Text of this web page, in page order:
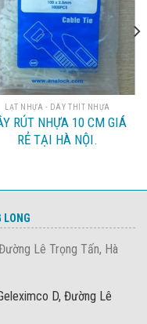
LẠT NHỰA - DÂY THÍT NHỰA
RÚT NHỰA 10 CM GIÁ
RẺ TẠI HÀ NỘI.
LONG
Lê Trọng Tấn, Hà
D, Đường Lê